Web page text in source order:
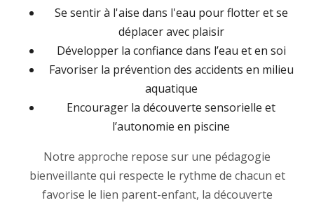
Se sentir à l'aise dans l'eau pour flotter et se
déplacer avec plaisir
Développer la confiance dans l’eau et en soi
Favoriser la prévention des accidents en milieu
aquatique
Encourager la découverte sensorielle et
l’autonomie en piscine
Notre approche repose sur une pédagogie
bienveillante qui respecte le rythme de chacun et
favorise le lien parent-enfant, la découverte